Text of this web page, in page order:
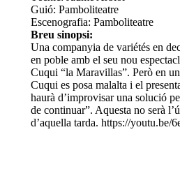
Guió: Pamboliteatre
Escenografia: Pamboliteatre
Breu sinopsi:
Una companyia de variétés en
en poble amb el seu nou
Cuqui “la Maravillas”. Però en
Cuqui es posa malalta i el
haurà d’improvisar una solució
de continuar”. Aquesta no serà
d’aquella tarda. https://youtu.be/